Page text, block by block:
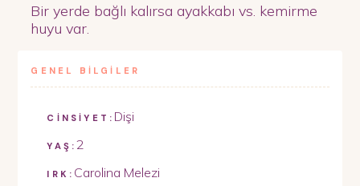
Bir yerde bağlı kalırsa ayakkabı vs. kemirme
huyu var.
GENEL BİLGİLER
CİNSİYET: Dişi
YAŞ: 2
IRK: Carolina Melezi